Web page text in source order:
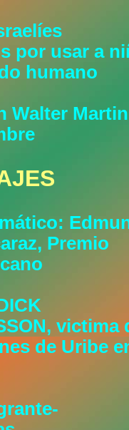
por usar a
humano
Walter
Premio
victima
de Uribe